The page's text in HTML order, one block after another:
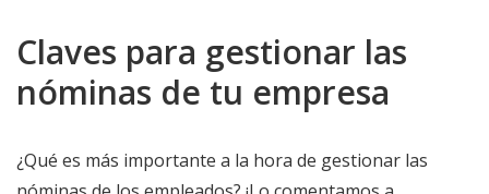
Claves para gestionar las
nóminas de tu empresa
¿Qué es más importante a la hora de gestionar las